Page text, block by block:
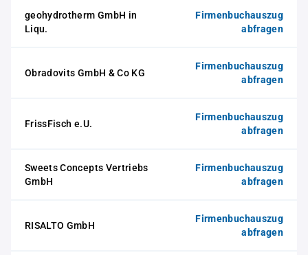
geohydrotherm GmbH in
Liqu.
Firmenbuchauszug
abfragen
Obradovits GmbH & Co KG
Firmenbuchauszug
abfragen
FrissFisch e.U.
Firmenbuchauszug
abfragen
Sweets Concepts Vertriebs
GmbH
Firmenbuchauszug
abfragen
RISALTO GmbH
Firmenbuchauszug
abfragen